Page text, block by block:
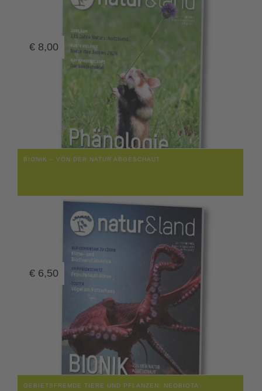
€ 8,00
BIONIK – VON DER NATUR ABGESCHAUT
€ 6,50
GEBIETSFREMDE TIERE UND PFLANZEN: NEOBIOTA